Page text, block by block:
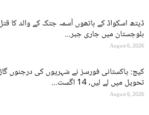
ڈیتھ اسکواڈ کے ہاتھوں آسمہ جتک کے والد کا
بلوچستان میں جاری جبر...
August 6, 2026
کیچ: پاکستانی فورسز نے شہریوں کی درجنوں
تحویل میں لے لیں، 14 اگست...
August 6, 2026